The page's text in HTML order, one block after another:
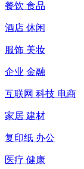
餐饮 食品
酒店 休闲
服饰 美妆
企业 金融
互联网 科技 电商
家居 建材
复印纸 办公
医疗 健康